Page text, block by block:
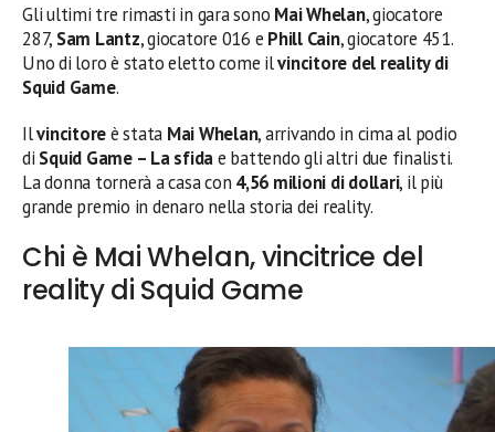
Gli ultimi tre rimasti in gara sono Mai Whelan, giocatore
287, Sam Lantz, giocatore 016 e Phill Cain, giocatore 451.
Uno di loro è stato eletto come ilvincitore del reality di
Squid Game.
Ilvincitoreè stata Mai Whelan, arrivando in cima al podio
di Squid Game – La sfidae battendo gli altri due finalisti.
La donna tornerà a casa con 4,56 milioni di dollari, il più
grande premio in denaro nella storia dei reality.
Chi è Mai Whelan, vincitrice del
reality di Squid Game